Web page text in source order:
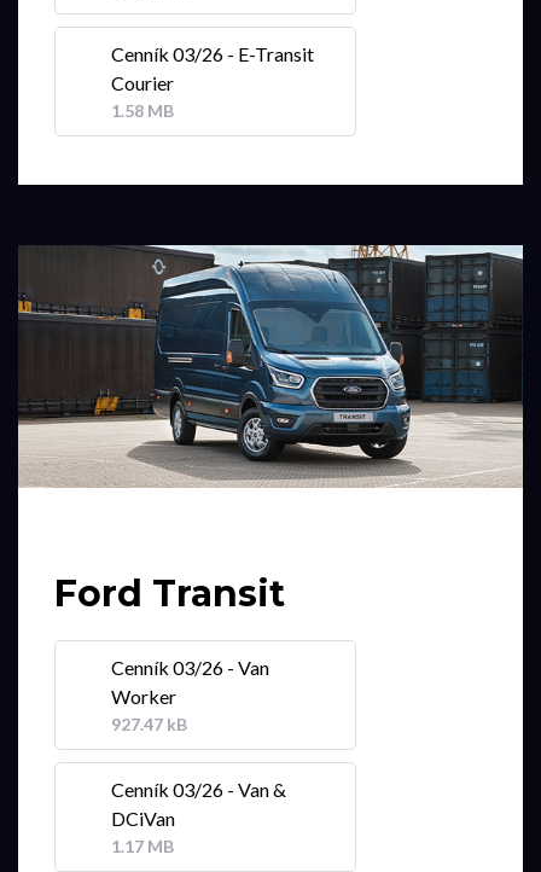
Cenník 03/26 - E-Transit
Courier
1.58 MB
Ford Transit
Cenník 03/26 - Van
Worker
927.47 kB
Cenník 03/26 - Van &
DCiVan
1.17 MB